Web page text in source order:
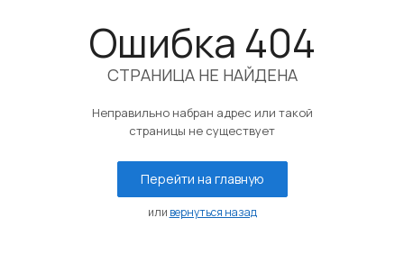
Ошибка 404
СТРАНИЦА НЕ НАЙДЕНА
Неправильно набран адрес или такой
страницы не существует
Перейти на главную
или вернуться назад